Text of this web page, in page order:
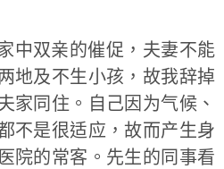
中双亲的催促，夫妻不能
地及不生小孩，故我辞掉
家同住。自己因为气候、
不是很适应，故而产生身
院的常客。先生的同事看